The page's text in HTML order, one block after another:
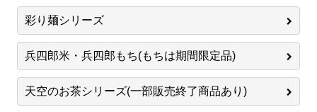
彩り麺シリーズ
兵四郎米・兵四郎もち(もちは期間限定品)
天空のお茶シリーズ(一部販売終了商品あり)